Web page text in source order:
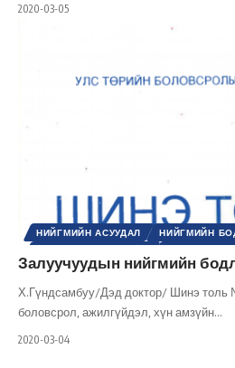
2020-03-05
НИЙГМИЙН АСУУДАЛ НИЙГМИЙН
Залуучуудын нийгмийн
Х.Гүндсамбуу/Дэд доктор/ Шинэ толь
боловсрол, ажилгүйдэл, хүн амзүйн…
2020-03-04